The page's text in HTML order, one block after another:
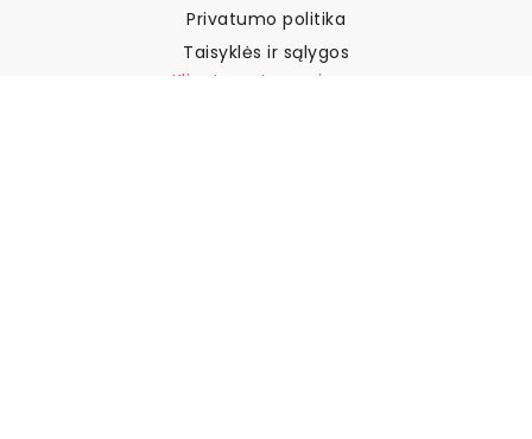
Privatumo politika
Taisyklės ir sąlygos
Klientų aptarnavimas